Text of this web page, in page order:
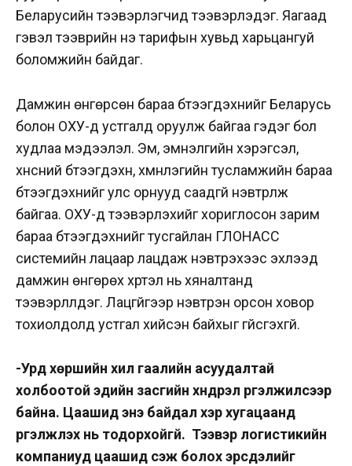
Беларусийн тээвэрлэгчид тээвэрлэдэг. Яагаад
гэвэл тээврийн үнэ тарифын хувьд харьцангуй
боломжийн байдаг.
Дамжин өнгөрсөн бараа бүтээгдэхүүнийг Беларусь
болон ОХУ-д устгалд оруулж байгаа гэдэг бол
худлаа мэдээлэл. Эм, эмнэлгийн хэрэгсэл,
хүнсний бүтээгдэхүүн, хүмүүнлэгийн тусламжийн бараа
бүтээгдэхүүнийг улс орнууд саадгүй нэвтрүүлж
байгаа. ОХУ-д тээвэрлэхийг хориглосон зарим
бараа бүтээгдэхүүнийг тусгайлан ГЛОНАСС
системийн лацаар лацдаж нэвтрэхээс эхлээд
дамжин өнгөрөх хүртэл нь хяналтанд
тээвэрлүүлдэг. Лацгүйгээр нэвтрэн орсон ховор
тохиолдолд устгал хийсэн байхыг үгүйсгэхгүй.
-Урд хөршийн хил гаалийн асуудалтай
холбоотой эдийн засгийн хүндрэл үргэлжилсээр
байна. Цаашид энэ байдал хэр хугацаанд
үргэлжлэх нь тодорхойгүй. Тээвэр логистикийн
компаниуд цаашид үүсэж болох эрсдэлийг